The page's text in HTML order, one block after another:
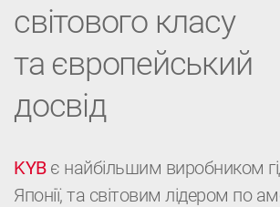
світового класу
та європейський
досвід
KYBє найбільшим виробником
Японії, та світовим лідером по